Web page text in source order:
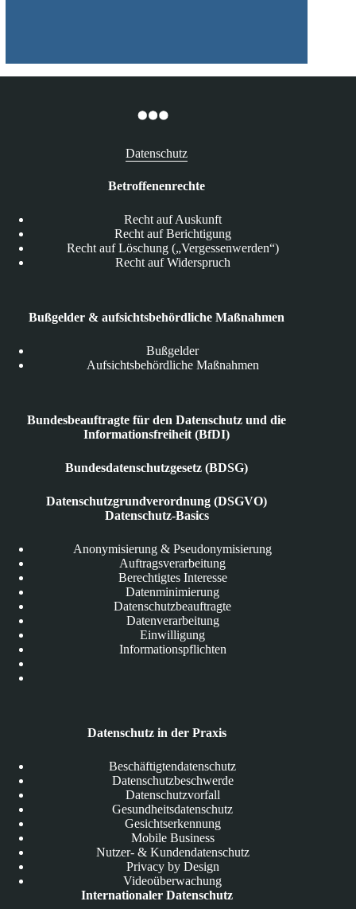
Datenschutz
Betroffenenrechte
Recht auf Auskunft
Recht auf Berichtigung
Recht auf Löschung („Vergessenwerden“)
Recht auf Widerspruch
Bußgelder & aufsichtsbehördliche Maßnahmen
Bußgelder
Aufsichtsbehördliche Maßnahmen
Bundesbeauftragte für den Datenschutz und die
Informationsfreiheit (BfDI)
Bundesdatenschutzgesetz (BDSG)
Datenschutzgrundverordnung (DSGVO)
Datenschutz-Basics
Anonymisierung & Pseudonymisierung
Auftragsverarbeitung
Berechtigtes Interesse
Datenminimierung
Datenschutzbeauftragte
Datenverarbeitung
Einwilligung
Informationspflichten
Datenschutz in der Praxis
Beschäftigtendatenschutz
Datenschutzbeschwerde
Datenschutzvorfall
Gesundheitsdatenschutz
Gesichtserkennung
Mobile Business
Nutzer- & Kundendatenschutz
Privacy by Design
Videoüberwachung
Internationaler Datenschutz